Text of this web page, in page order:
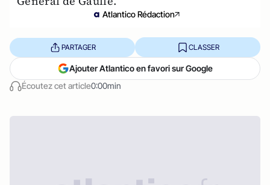
Atlantico Rédaction
Écoutez cet article0:00min
PARTAGER CLASSER
Ajouter Atlantico en favori sur Google